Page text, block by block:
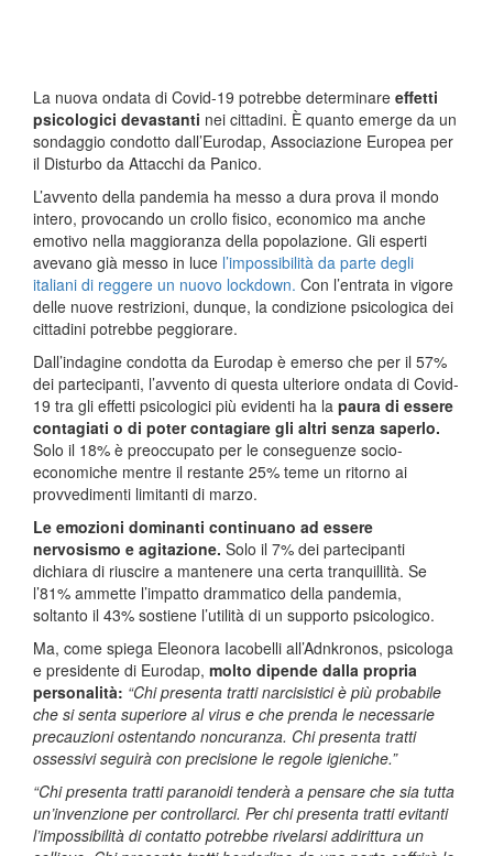
La nuova ondata di Covid-19 potrebbe determinare effetti
psicologici devastanti nei cittadini. È quanto emerge da un
sondaggio condotto dall’Eurodap, Associazione Europea per
il Disturbo da Attacchi da Panico.
L’avvento della pandemia ha messo a dura prova il mondo
intero, provocando un crollo fisico, economico ma anche
emotivo nella maggioranza della popolazione. Gli esperti
avevano già messo in luce l’impossibilità da parte degli
italiani di reggere un nuovo lockdown. Con l’entrata in vigore
delle nuove restrizioni, dunque, la condizione psicologica dei
cittadini potrebbe peggiorare.
Dall’indagine condotta da Eurodap è emerso che per il 57%
dei partecipanti, l’avvento di questa ulteriore ondata di Covid-
19 tra gli effetti psicologici più evidenti ha la paura di essere
contagiati o di poter contagiare gli altri senza saperlo.
Solo il 18% è preoccupato per le conseguenze socio-
economiche mentre il restante 25% teme un ritorno ai
provvedimenti limitanti di marzo.
Le emozioni dominanti continuano ad essere
nervosismo e agitazione. Solo il 7% dei partecipanti
dichiara di riuscire a mantenere una certa tranquillità. Se
l’81% ammette l’impatto drammatico della pandemia,
soltanto il 43% sostiene l’utilità di un supporto psicologico.
Ma, come spiega Eleonora Iacobelli all’Adnkronos, psicologa
e presidente di Eurodap, molto dipende dalla propria
personalità: “Chi presenta tratti narcisistici è più probabile
che si senta superiore al virus e che prenda le necessarie
precauzioni ostentando noncuranza. Chi presenta tratti
ossessivi seguirà con precisione le regole igieniche.”
“Chi presenta tratti paranoidi tenderà a pensare che sia tutta
un’invenzione per controllarci. Per chi presenta tratti evitanti
l’impossibilità di contatto potrebbe rivelarsi addirittura un